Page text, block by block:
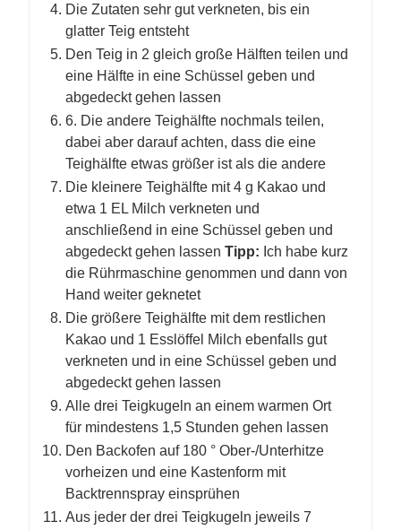
Die Zutaten sehr gut verkneten, bis ein
glatter Teig entsteht
Den Teig in 2 gleich große Hälften teilen und
eine Hälfte in eine Schüssel geben und
abgedeckt gehen lassen
6. Die andere Teighälfte nochmals teilen,
dabei aber darauf achten, dass die eine
Teighälfte etwas größer ist als die andere
Die kleinere Teighälfte mit 4 g Kakao und
etwa 1 EL Milch verkneten und
anschließend in eine Schüssel geben und
abgedeckt gehen lassen Tipp: Ich habe kurz
die Rührmaschine genommen und dann von
Hand weiter geknetet
Die größere Teighälfte mit dem restlichen
Kakao und 1 Esslöffel Milch ebenfalls gut
verkneten und in eine Schüssel geben und
abgedeckt gehen lassen
Alle drei Teigkugeln an einem warmen Ort
für mindestens 1,5 Stunden gehen lassen
Den Backofen auf 180 ° Ober-/Unterhitze
vorheizen und eine Kastenform mit
Backtrennspray einsprühen
Aus jeder der drei Teigkugeln jeweils 7